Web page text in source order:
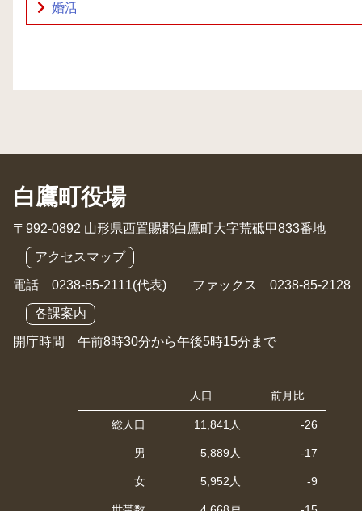
婚活
白鷹町役場
〒992-0892 山形県西置賜郡白鷹町大字荒砥甲833番地
アクセスマップ
電話 0238-85-2111(代表) ファックス 0238-85-2128
各課案内
開庁時間 午前8時30分から午後5時15分まで
人口 前月比
総人口 11,841人 -26
男 5,889人 -17
女 5,952人 -9